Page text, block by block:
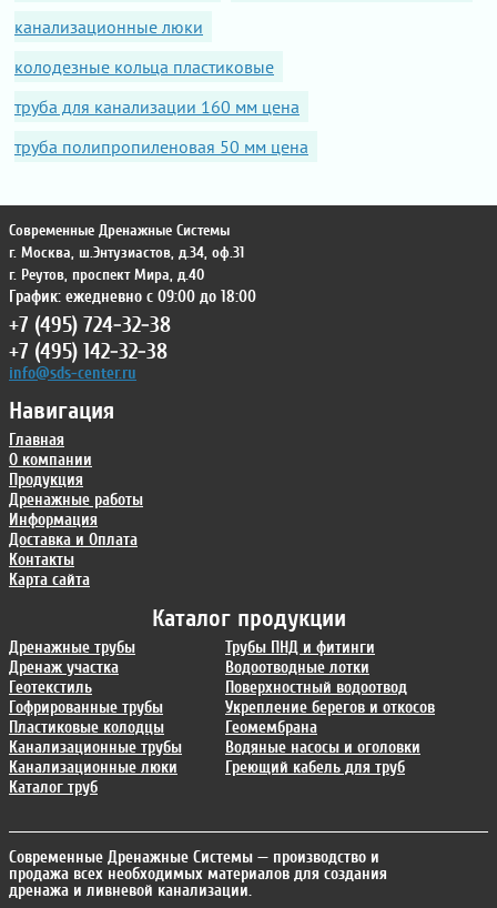
канализационные люки
колодезные кольца пластиковые
труба для канализации 160 мм цена
труба полипропиленовая 50 мм цена
Каталог продукции
Дренажные трубы
Дренаж участка
Геотекстиль
Гофрированные трубы
Пластиковые колодцы
Канализационные трубы
Канализационные люки
Каталог труб
Трубы ПНД и фитинги
Водоотводные лотки
Поверхностный водоотвод
Укрепление берегов и откосов
Геомембрана
Водяные насосы и оголовки
Греющий кабель для труб
Навигация
Главная
О компании
Продукция
Дренажные работы
Информация
Доставка и Оплата
Контакты
Карта сайта
Современные Дренажные Системы
г. Москва, ш.Энтузиастов, д.34, оф.31
г. Реутов, проспект Мира, д.40
График: ежедневно с 09:00 до 18:00
+7 (495) 724-32-38
+7 (495) 142-32-38
info@sds-center.ru
Современные Дренажные Системы — производство и
продажа всех необходимых материалов для создания
дренажа и ливневой канализации.